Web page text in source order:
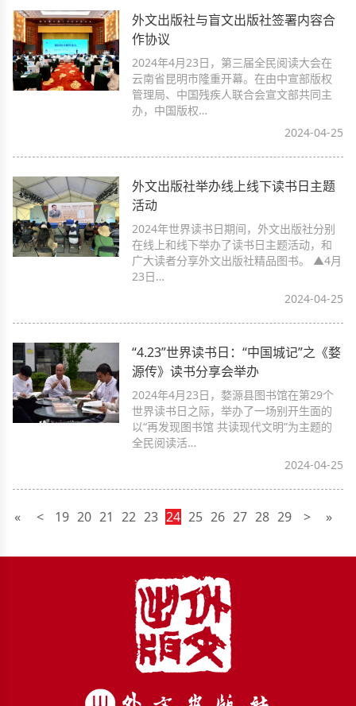
外文出版社与盲文出版社签署内容合
作协议
2024年4月23日，第三届全民阅读大会在
云南省昆明市隆重开幕。在由中宣部版权
管理局、中国残疾人联合会宣文部共同主
办，中国版权…
2024-04-25
外文出版社举办线上线下读书日主题
活动
2024年世界读书日期间，外文出版社分别
在线上和线下举办了读书日主题活动，和
广大读者分享外文出版社精品图书。 ▲4月
23日…
2024-04-25
“4.23”世界读书日：“中国城记”之《婺
源传》读书分享会举办
2024年4月23日，婺源县图书馆在第29个
世界读书日之际，举办了一场别开生面的
以“再发现图书馆 共读现代文明”为主题的
全民阅读活…
2024-04-25
« < 19 20 21 22 23 24 25 26 27 28 29 > »